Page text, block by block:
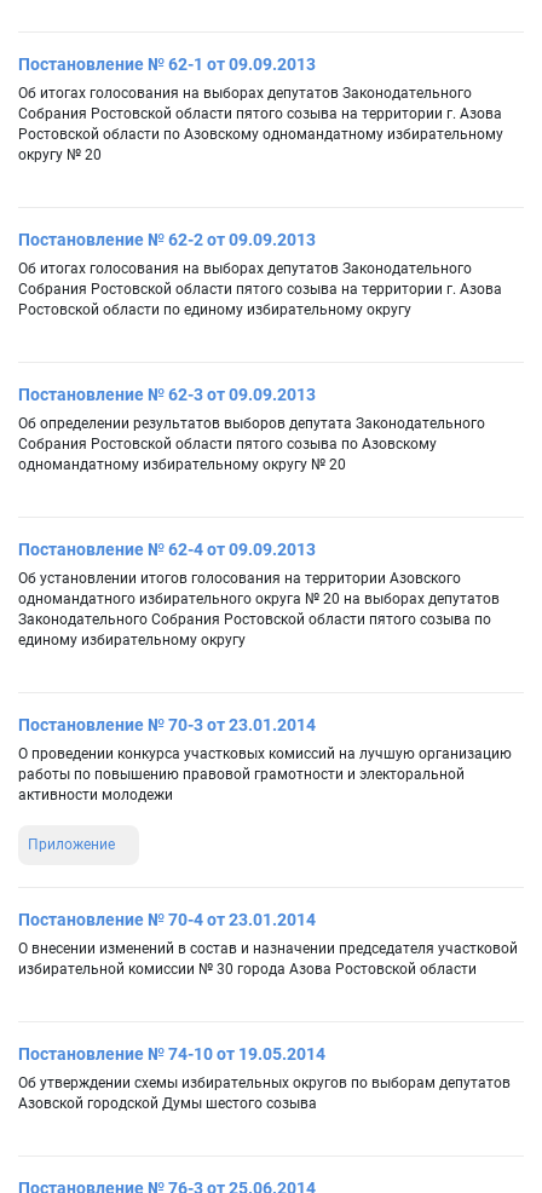
Постановление № 62-1 от 09.09.2013
Об итогах голосования на выборах депутатов Законодательного
Собрания Ростовской области пятого созыва на территории г. Азова
Ростовской области по Азовскому одномандатному избирательному
округу № 20
Постановление № 62-2 от 09.09.2013
Об итогах голосования на выборах депутатов Законодательного
Собрания Ростовской области пятого созыва на территории г. Азова
Ростовской области по единому избирательному округу
Постановление № 62-3 от 09.09.2013
Об определении результатов выборов депутата Законодательного
Собрания Ростовской области пятого созыва по Азовскому
одномандатному избирательному округу № 20
Постановление № 62-4 от 09.09.2013
Об установлении итогов голосования на территории Азовского
одномандатного избирательного округа № 20 на выборах депутатов
Законодательного Собрания Ростовской области пятого созыва по
единому избирательному округу
Постановление № 70-3 от 23.01.2014
О проведении конкурса участковых комиссий на лучшую организацию
работы по повышению правовой грамотности и электоральной
активности молодежи
Приложение
Постановление № 70-4 от 23.01.2014
О внесении изменений в состав и назначении председателя участковой
избирательной комиссии № 30 города Азова Ростовской области
Постановление № 74-10 от 19.05.2014
Об утверждении схемы избирательных округов по выборам депутатов
Азовской городской Думы шестого созыва
Постановление № 76-3 от 25.06.2014